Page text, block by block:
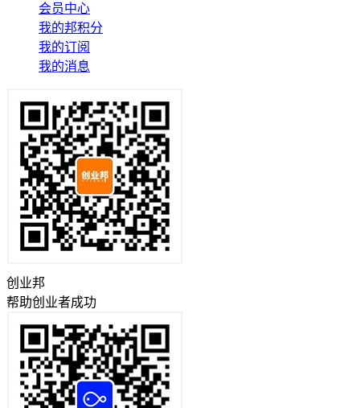
会员中心
我的邦积分
我的订阅
我的消息
创业邦
帮助创业者成功